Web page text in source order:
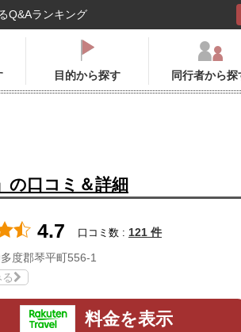
Q&Aランキング
目的から探す 同行者から探
の口コミ＆詳細
4.7 口コミ数 : 121 件
度郡琴平町556-1
料金を表示